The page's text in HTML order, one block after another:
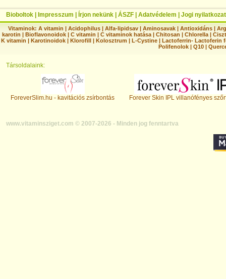
Bioboltok Impresszum Írjon nekünk ÁSZF Adatvédelem Jogi nyilatkozat
Vitaminok: A vitamin |Acidophilus |Alfa-lipidsav |Aminosavak |Antioxidáns |
karotin | Bioflavonoidok | C vitamin | C vitaminok hatása | Chitosan | Chlorella |
K vitamin | Karotinoidok | Klorofill | Kolosztrum | L-Cystine | Lactoferrin- Lactoferin
Polifenolok |Q10 |
Társoldalaink:
ForeverSlim.hu - kavitációs zsírbontás Forever Skin IPL villanófényes
www.vitaminsziget.com © 2007-2026 - Minden jog fenntartva